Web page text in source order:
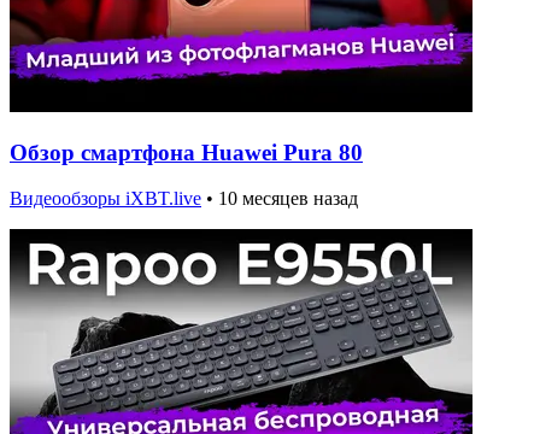
Обзор смартфона Huawei Pura 80
Видеообзоры iXBT.live • 10 месяцев назад